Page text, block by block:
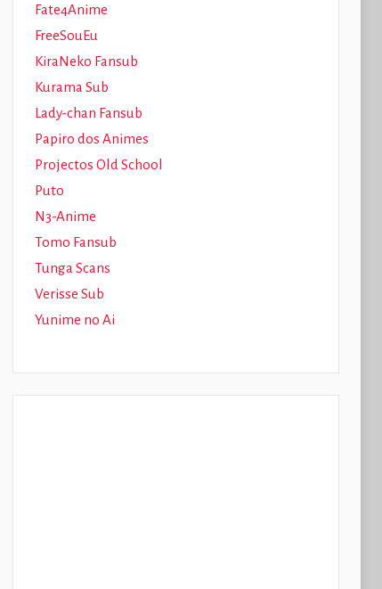
Fate4Anime
FreeSouEu
KiraNeko Fansub
Kurama Sub
Lady-chan Fansub
Papiro dos Animes
Projectos Old School
Puto
N3-Anime
Tomo Fansub
Tunga Scans
Verisse Sub
Yunime no Ai